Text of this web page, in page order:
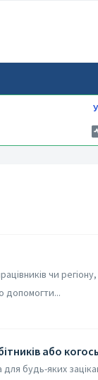
чи
допомогти...
або
будь-яких